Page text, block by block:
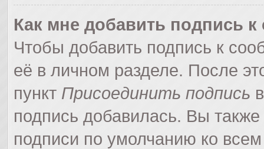
Как мне добавить подпись
Чтобы добавить подпись к
её в личном разделе. После
пункт Присоединить подпись
подпись добавилась. Вы
подписи по умолчанию ко